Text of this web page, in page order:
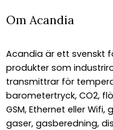
Om Acandia
Acandia är ett svenskt
produkter som
transmittrar för
barometertryck, CO2,
GSM, Ethernet eller
gaser, gasberedning,